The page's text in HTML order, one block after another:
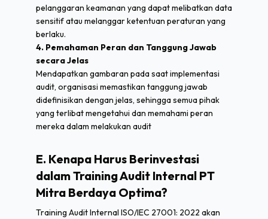
pelanggaran keamanan yang dapat melibatkan data
sensitif atau melanggar ketentuan peraturan yang
berlaku.
4. Pemahaman Peran dan Tanggung Jawab
secara Jelas
Mendapatkan gambaran pada saat implementasi
audit, organisasi memastikan tanggung jawab
didefinisikan dengan jelas, sehingga semua pihak
yang terlibat mengetahui dan memahami peran
mereka dalam melakukan audit
E. Kenapa Harus Berinvestasi
dalam Training Audit Internal PT
Mitra Berdaya Optima?
Training Audit Internal ISO/IEC 27001: 2022 akan